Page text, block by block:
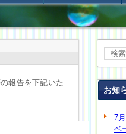
報告を下記いた
お知
7
ベ